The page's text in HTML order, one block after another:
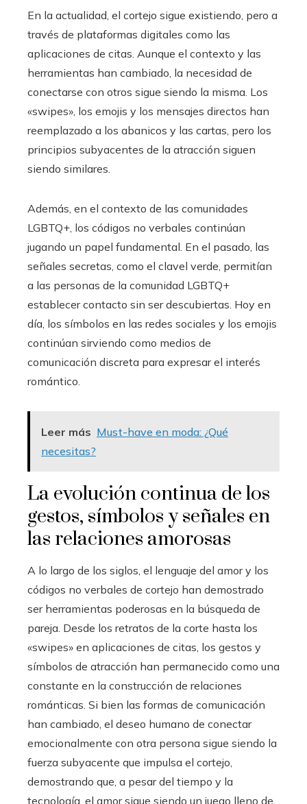
En la actualidad, el cortejo sigue existiendo, pero a
través de plataformas digitales como las
aplicaciones de citas. Aunque el contexto y las
herramientas han cambiado, la necesidad de
conectarse con otros sigue siendo la misma. Los
«swipes», los emojis y los mensajes directos han
reemplazado a los abanicos y las cartas, pero los
principios subyacentes de la atracción siguen
siendo similares.
Además, en el contexto de las comunidades
LGBTQ+, los códigos no verbales continúan
jugando un papel fundamental. En el pasado, las
señales secretas, como el clavel verde, permitían
a las personas de la comunidad LGBTQ+
establecer contacto sin ser descubiertas. Hoy en
día, los símbolos en las redes sociales y los emojis
continúan sirviendo como medios de
comunicación discreta para expresar el interés
romántico.
Leer más Must-have en moda: ¿Qué
necesitas?
La evolución continua de los
gestos, símbolos y señales en
las relaciones amorosas
A lo largo de los siglos, el lenguaje del amor y los
códigos no verbales de cortejo han demostrado
ser herramientas poderosas en la búsqueda de
pareja. Desde los retratos de la corte hasta los
«swipes» en aplicaciones de citas, los gestos y
símbolos de atracción han permanecido como una
constante en la construcción de relaciones
románticas. Si bien las formas de comunicación
han cambiado, el deseo humano de conectar
emocionalmente con otra persona sigue siendo la
fuerza subyacente que impulsa el cortejo,
demostrando que, a pesar del tiempo y la
tecnología, el amor sigue siendo un juego lleno de